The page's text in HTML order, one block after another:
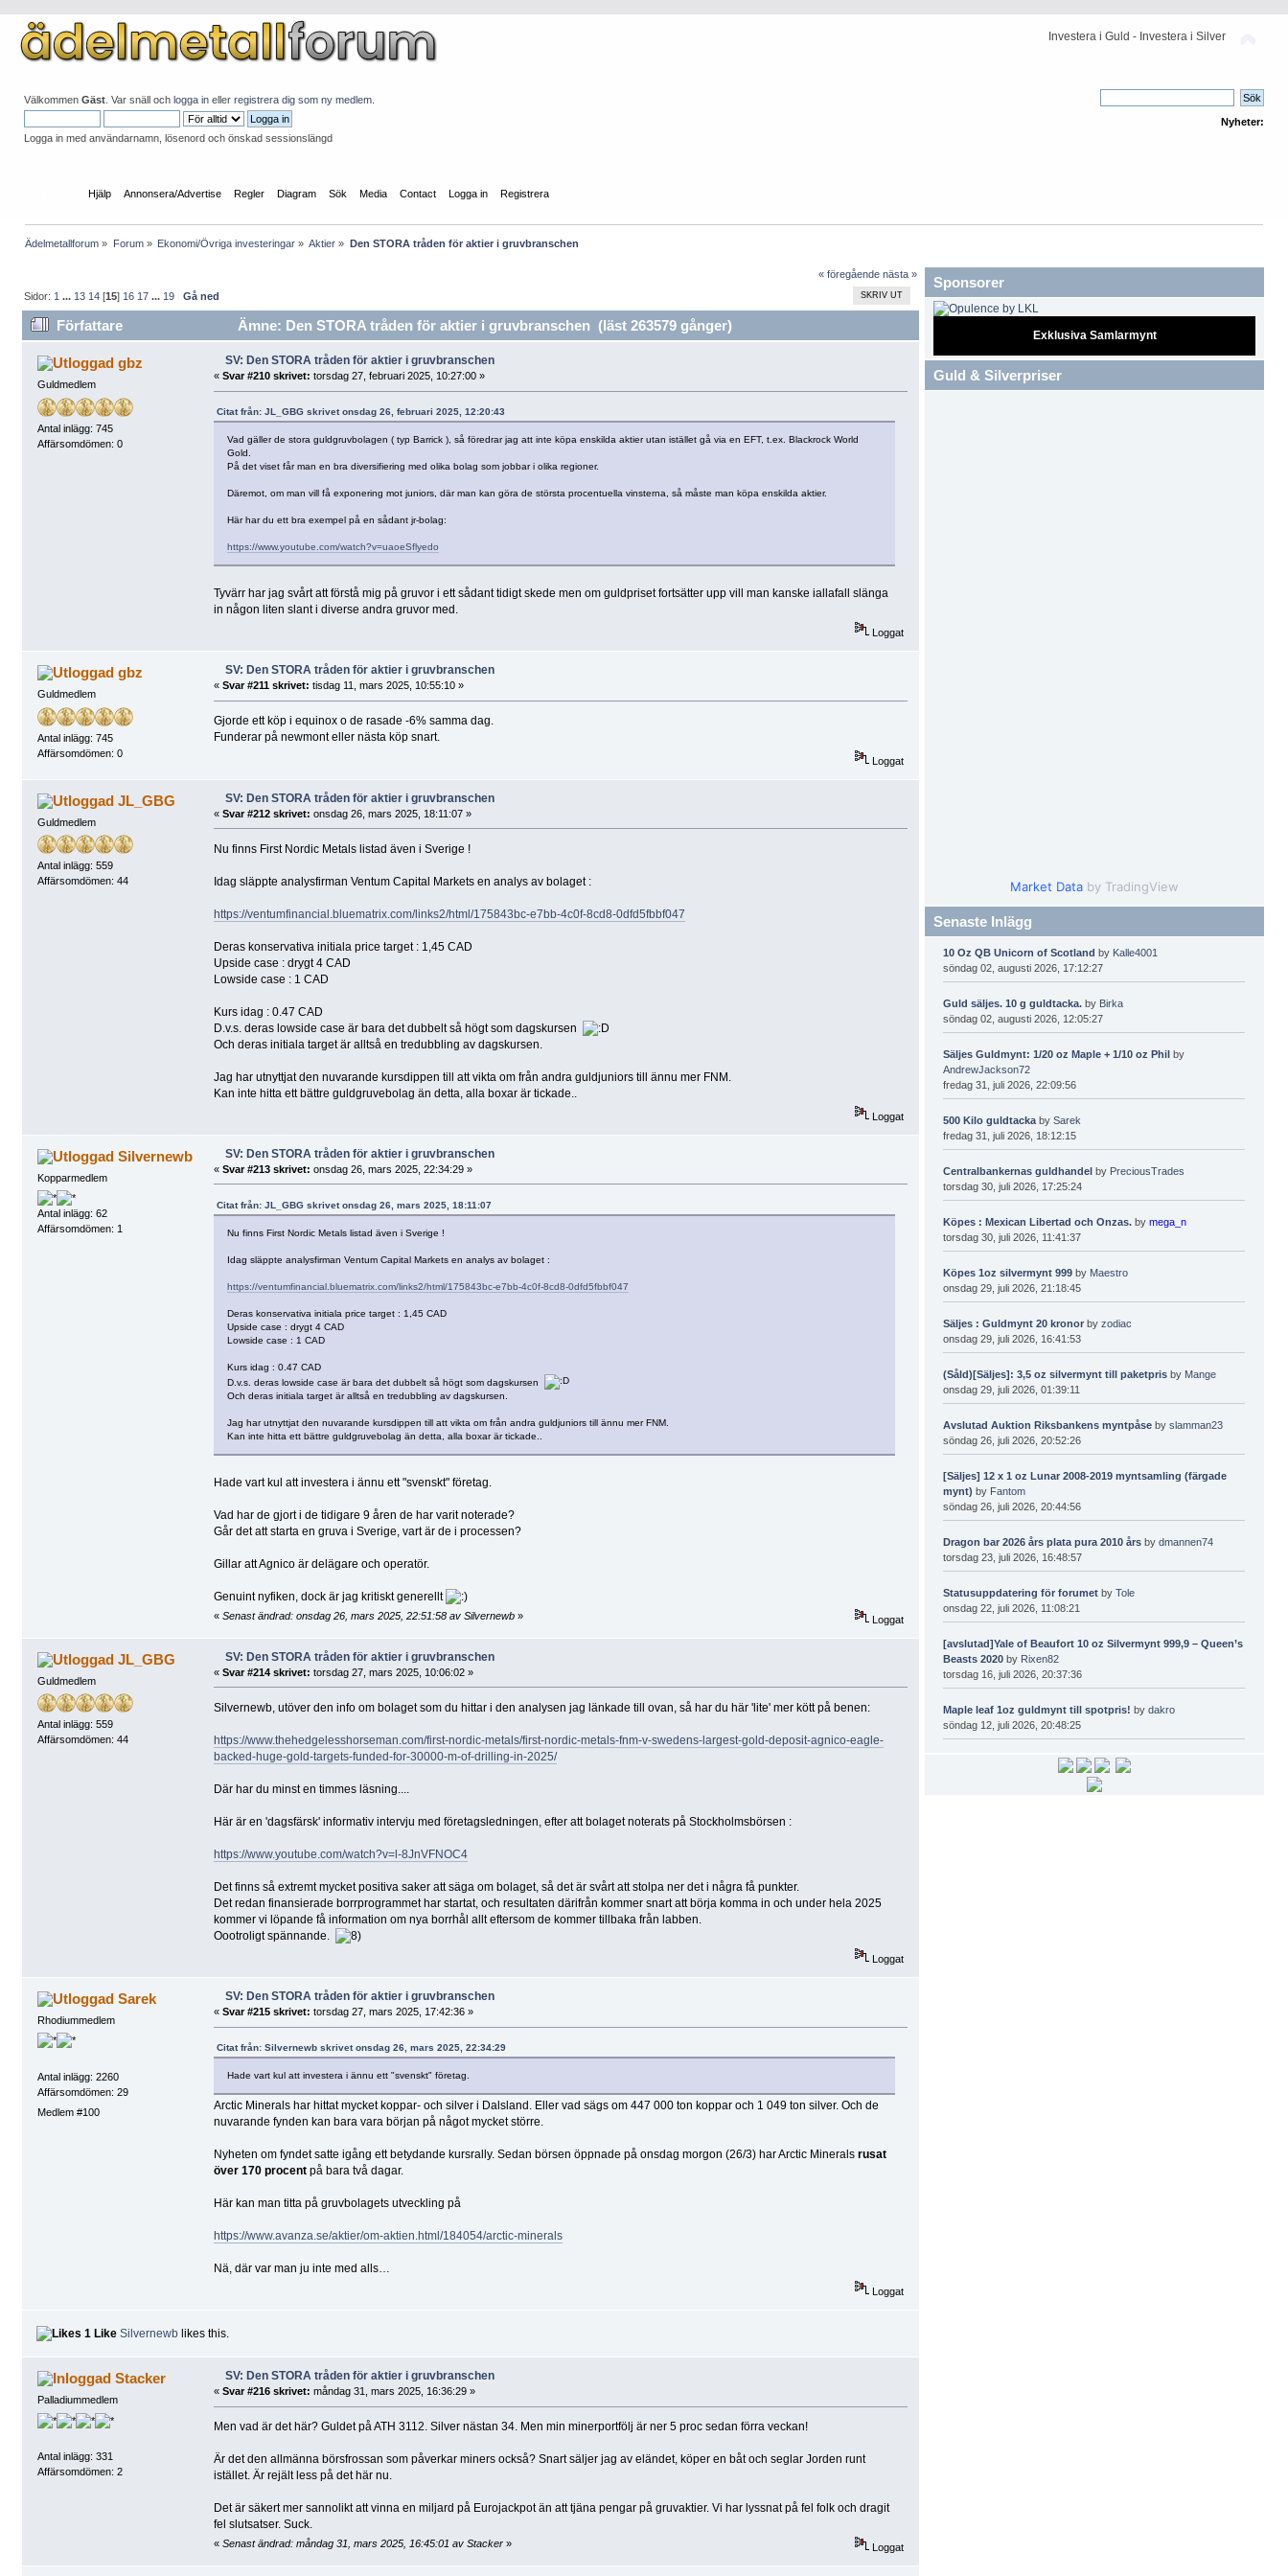
Investera i Guld - Investera i Silver
Välkommen Gäst . Var snäll och logga in eller registrera dig som ny medlem
Logga in med användarnamn, lösenord och önskad sessionslängd
Nyheter:
Hjälp Annonsera/Advertise Regler Diagram Sök Media Contact Logga in Registrera
Ädelmetallforum » Forum» Ekonomi/Övriga investeringar» Aktier » Den STORA tråden för aktier i gruvbranschen
« föregående nästa »
SKRIV UT
Sidor: 1 ... 13 14 [15] 16 17 ... 19 Gå ned
Författare Ämne: Den STORA tråden för aktier i gruvbranschen (läst 263579 gånger)
gbz
Guldmedlem
Antal inlägg: 745
Affärsomdömen: 0
SV: Den STORA tråden för aktier i gruvbranschen
« Svar #210 skrivet: torsdag 27, februari 2025, 10:27:00 »
Citat från: JL_GBG skrivet onsdag 26, februari 2025, 12:20:43
Vad gäller de stora guldgruvbolagen ( typ Barrick ), så föredrar jag att inte köpa enskilda aktier utan istället gå via en EFT, t.ex. Blackrock World
Gold.
På det viset får man en bra diversifiering med olika bolag som jobbar i olika regioner.
Däremot, om man vill få exponering mot juniors, där man kan göra de största procentuella vinsterna, så måste man köpa enskilda aktier.
Här har du ett bra exempel på en sådant jr-bolag:
https://www.youtube.com/watch?v=uaoeSflyedo
Tyvärr har jag svårt att förstå mig på gruvor i ett sådant tidigt skede men om guldpriset fortsätter upp vill man kanske iallafall slänga
in någon liten slant i diverse andra gruvor med.
Loggat
gbz
Guldmedlem
Antal inlägg: 745
Affärsomdömen: 0
SV: Den STORA tråden för aktier i gruvbranschen
« Svar #211 skrivet: tisdag 11, mars 2025, 10:55:10 »
Gjorde ett köp i equinox o de rasade -6% samma dag.
Funderar på newmont eller nästa köp snart.
Loggat
JL_GBG
Guldmedlem
Antal inlägg: 559
Affärsomdömen: 44
SV: Den STORA tråden för aktier i gruvbranschen
« Svar #212 skrivet: onsdag 26, mars 2025, 18:11:07 »
Nu finns First Nordic Metals listad även i Sverige !
Idag släppte analysfirman Ventum Capital Markets en analys av bolaget :
https://ventumfinancial.bluematrix.com/links2/html/175843bc-e7bb-4c0f-8cd8-0dfd5fbbf047
Deras konservativa initiala price target : 1,45 CAD
Upside case : drygt 4 CAD
Lowside case : 1 CAD
Kurs idag : 0.47 CAD
D.v.s. deras lowside case är bara det dubbelt så högt som dagskursen
Och deras initiala target är alltså en tredubbling av dagskursen.
Jag har utnyttjat den nuvarande kursdippen till att vikta om från andra guldjuniors till ännu mer FNM.
Kan inte hitta ett bättre guldgruvebolag än detta, alla boxar är tickade..
Loggat
Silvernewb
Kopparmedlem
Antal inlägg: 62
Affärsomdömen: 1
SV: Den STORA tråden för aktier i gruvbranschen
« Svar #213 skrivet: onsdag 26, mars 2025, 22:34:29 »
Citat från: JL_GBG skrivet onsdag 26, mars 2025, 18:11:07
Nu finns First Nordic Metals listad även i Sverige !
Idag släppte analysfirman Ventum Capital Markets en analys av bolaget :
https://ventumfinancial.bluematrix.com/links2/html/175843bc-e7bb-4c0f-8cd8-0dfd5fbbf047
Deras konservativa initiala price target : 1,45 CAD
Upside case : drygt 4 CAD
Lowside case : 1 CAD
Kurs idag : 0.47 CAD
D.v.s. deras lowside case är bara det dubbelt så högt som dagskursen
Och deras initiala target är alltså en tredubbling av dagskursen.
Jag har utnyttjat den nuvarande kursdippen till att vikta om från andra guldjuniors till ännu mer FNM.
Kan inte hitta ett bättre guldgruvebolag än detta, alla boxar är tickade..
Hade vart kul att investera i ännu ett "svenskt" företag.
Vad har de gjort i de tidigare 9 åren de har varit noterade?
Går det att starta en gruva i Sverige, vart är de i processen?
Gillar att Agnico är delägare och operatör.
Genuint nyfiken, dock är jag kritiskt generellt
« Senast ändrad: onsdag 26, mars 2025, 22:51:58 av Silvernewb» Loggat
JL_GBG
Guldmedlem
Antal inlägg: 559
Affärsomdömen: 44
SV: Den STORA tråden för aktier i gruvbranschen
« Svar #214 skrivet: torsdag 27, mars 2025, 10:06:02 »
Silvernewb, utöver den info om bolaget som du hittar i den analysen jag länkade till ovan, så har du här 'lite' mer kött på benen:
https://www.thehedgelesshorseman.com/first-nordic-metals/first-nordic-metals-fnm-v-swedens-largest-gold-deposit-agnico-eagle-
backed-huge-gold-targets-funded-for-30000-m-of-drilling-in-2025/
Där har du minst en timmes läsning....
Här är en 'dagsfärsk' informativ intervju med företagsledningen, efter att bolaget noterats på Stockholmsbörsen :
https://www.youtube.com/watch?v=l-8JnVFNOC4
Det finns så extremt mycket positiva saker att säga om bolaget, så det är svårt att stolpa ner det i några få punkter.
Det redan finansierade borrprogrammet har startat, och resultaten därifrån kommer snart att börja komma in och under hela 2025
kommer vi löpande få information om nya borrhål allt eftersom de kommer tillbaka från labben.
Oootroligt spännande.
Loggat
Sarek
Rhodiummedlem
Antal inlägg: 2260
Affärsomdömen: 29
Medlem #100
SV: Den STORA tråden för aktier i gruvbranschen
« Svar #215 skrivet: torsdag 27, mars 2025, 17:42:36 »
Citat från: Silvernewb skrivet onsdag 26, mars 2025, 22:34:29
Hade vart kul att investera i ännu ett "svenskt" företag.
Arctic Minerals har hittat mycket koppar- och silver i Dalsland. Eller vad sägs om 447 000 ton koppar och 1 049 ton silver. Och de
nuvarande fynden kan bara vara början på något mycket större.
Nyheten om fyndet satte igång ett betydande kursrally. Sedan börsen öppnade på onsdag morgon (26/3) har Arctic Minerals rusat
över 170 procentpå bara två dagar.
Här kan man titta på gruvbolagets utveckling på
https://www.avanza.se/aktier/om-aktien.html/184054/arctic-minerals
Nä, där var man ju inte med alls…
Loggat
1 Like Silvernewblikes this.
Stacker
Palladiummedlem
Antal inlägg: 331
Affärsomdömen: 2
SV: Den STORA tråden för aktier i gruvbranschen
« Svar #216 skrivet: måndag 31, mars 2025, 16:36:29 »
Men vad är det här? Guldet på ATH 3112. Silver nästan 34. Men min minerportfölj är ner 5 proc sedan förra veckan!
Är det den allmänna börsfrossan som påverkar miners också? Snart säljer jag av eländet, köper en båt och seglar Jorden runt
istället. Är rejält less på det här nu.
Det är säkert mer sannolikt att vinna en miljard på Eurojackpot än att tjäna pengar på gruvaktier. Vi har lyssnat på fel folk och dragit
fel slutsatser. Suck.
« Senast ändrad: måndag 31, mars 2025, 16:45:01 av Stacker» Loggat
Sponsorer
Exklusiva Samlarmynt
Guld & Silverpriser
Market Data by TradingView
Senaste Inlägg
10 Oz QB Unicorn of Scotland by Kalle4001
söndag 02, augusti 2026, 17:12:27
Guld säljes. 10 g guldtacka. by Birka
söndag 02, augusti 2026, 12:05:27
Säljes Guldmynt: 1/20 oz Maple + 1/10 oz Phil by
AndrewJackson72
fredag 31, juli 2026, 22:09:56
500 Kilo guldtacka bySarek
fredag 31, juli 2026, 18:12:15
Centralbankernas guldhandel by PreciousTrades
torsdag 30, juli 2026, 17:25:24
Köpes : Mexican Libertad och Onzas. bymega_n
torsdag 30, juli 2026, 11:41:37
Köpes 1oz silvermynt 999 by Maestro
onsdag 29, juli 2026, 21:18:45
Säljes : Guldmynt 20 kronorbyzodiac
onsdag 29, juli 2026, 16:41:53
(Såld)[Säljes]: 3,5 oz silvermynt till paketpris by Mange
onsdag 29, juli 2026, 01:39:11
Avslutad Auktion Riksbankens myntpåse byslamman23
söndag 26, juli 2026, 20:52:26
[Säljes] 12 x 1 oz Lunar 2008-2019 myntsamling (färgade
mynt) by Fantom
söndag 26, juli 2026, 20:44:56
Dragon bar 2026 års plata pura 2010 års bydmannen74
torsdag 23, juli 2026, 16:48:57
Statusuppdatering för forumet byTole
onsdag 22, juli 2026, 11:08:21
[avslutad]Yale of Beaufort 10 oz Silvermynt 999,9 – Queen’s
Beasts 2020 by Rixen82
torsdag 16, juli 2026, 20:37:36
Maple leaf 1oz guldmynt till spotpris! bydakro
söndag 12, juli 2026, 20:48:25